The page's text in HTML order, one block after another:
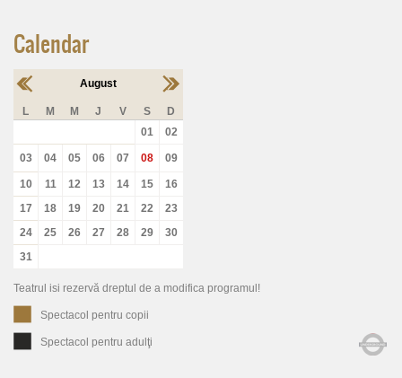
Calendar
August
L M M J V S
D
01
02
03 04 05 06 07 08 09
10 11 12 13 14 15
16
17
18 19 20 21 22
23
24
25 26 27 28 29
30
31
Teatrul isi rezervă dreptul de a modifica programul!
Spectacol pentru copii
Spectacol pentru adulţi